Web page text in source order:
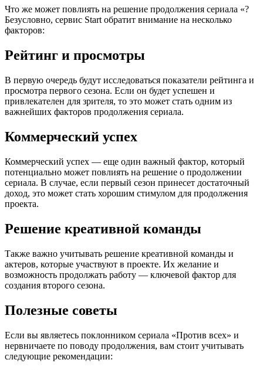
Что же может повлиять на решение продолжения сериала «?
Безусловно, сервис Start обратит внимание на несколько
факторов:
Рейтинг и просмотры
В первую очередь будут исследоваться показатели рейтинга и
просмотра первого сезона. Если он будет успешен и
привлекателен для зрителя, то это может стать одним из
важнейших факторов продолжения сериала.
Коммерческий успех
Коммерческий успех — еще один важный фактор, который
потенциально может повлиять на решение о продолжении
сериала. В случае, если первый сезон принесет достаточный
доход, это может стать хорошим стимулом для продолжения
проекта.
Решение креативной команды
Также важно учитывать решение креативной команды и
актеров, которые участвуют в проекте. Их желание и
возможность продолжать работу — ключевой фактор для
создания второго сезона.
Полезные советы
Если вы являетесь поклонником сериала «Против всех» и
нервничаете по поводу продолжения, вам стоит учитывать
следующие рекомендации: